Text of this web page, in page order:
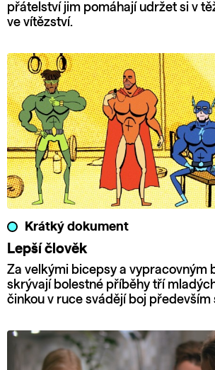
přátelství jim pomáhají udržet si v
ve vítězství.
Krátký dokument
Lepší člověk
Za velkými bicepsy a vypracovným
skrývají bolestné příběhy tří
činkou v ruce svádějí boj především